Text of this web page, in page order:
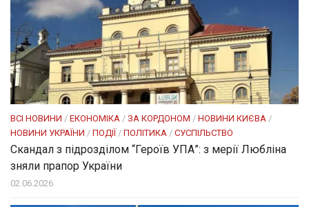
ВСІ НОВИНИ / ЕКОНОМІКА / ЗА КОРДОНОМ / НОВИНИ КИЄВА /
НОВИНИ УКРАЇНИ / ПОДІЇ / ПОЛІТИКА / СУСПІЛЬСТВО
Скандал з підрозділом “Героїв УПА”: з мерії Любліна
зняли прапор України
02.06.2026